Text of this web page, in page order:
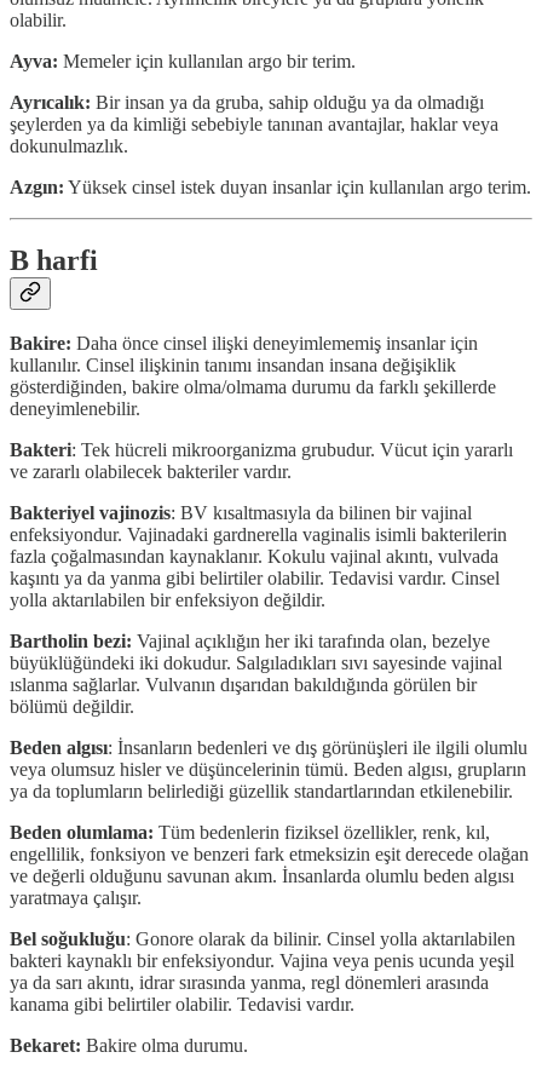
olabilir.
Ayva: Memeler için kullanılan argo bir terim.
Ayrıcalık: Bir insan ya da gruba, sahip olduğu ya da olmadığı
şeylerden ya da kimliği sebebiyle tanınan avantajlar, haklar veya
dokunulmazlık.
Azgın: Yüksek cinsel istek duyan insanlar için kullanılan argo terim.
B harfi
Bakire: Daha önce cinsel ilişki deneyimlememiş insanlar için
kullanılır. Cinsel ilişkinin tanımı insandan insana değişiklik
gösterdiğinden, bakire olma/olmama durumu da farklı şekillerde
deneyimlenebilir.
Bakteri: Tek hücreli mikroorganizma grubudur. Vücut için yararlı
ve zararlı olabilecek bakteriler vardır.
Bakteriyel vajinozis: BV kısaltmasıyla da bilinen bir vajinal
enfeksiyondur. Vajinadaki gardnerella vagіnalis isimli bakterilerin
fazla çoğalmasından kaynaklanır. Kokulu vajinal akıntı, vulvada
kaşıntı ya da yanma gibi belirtiler olabilir. Tedavisi vardır. Cinsel
yolla aktarılabilen bir enfeksiyon değildir.
Bartholin bezi: Vajinal açıklığın her iki tarafında olan, bezelye
büyüklüğündeki iki dokudur. Salgıladıkları sıvı sayesinde vajinal
ıslanma sağlarlar. Vulvanın dışarıdan bakıldığında görülen bir
bölümü değildir.
Beden algısı: İnsanların bedenleri ve dış görünüşleri ile ilgili olumlu
veya olumsuz hisler ve düşüncelerinin tümü. Beden algısı, grupların
ya da toplumların belirlediği güzellik standartlarından etkilenebilir.
Beden olumlama: Tüm bedenlerin fiziksel özellikler, renk, kıl,
engellilik, fonksiyon ve benzeri fark etmeksizin eşit derecede olağan
ve değerli olduğunu savunan akım. İnsanlarda olumlu beden algısı
yaratmaya çalışır.
Bel soğukluğu: Gonore olarak da bilinir. Cinsel yolla aktarılabilen
bakteri kaynaklı bir enfeksiyondur. Vajina veya penis ucunda yeşil
ya da sarı akıntı, idrar sırasında yanma, regl dönemleri arasında
kanama gibi belirtiler olabilir. Tedavisi vardır.
Bekaret: Bakire olma durumu.